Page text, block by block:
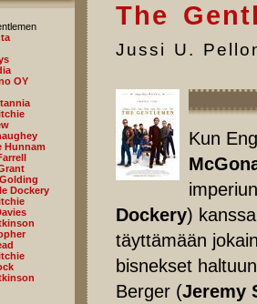
OY
Hunnam
Dockery
The
Jussi U.
Kun
Dockery)
täyttämään
bisnekset
Berger (Jeremy